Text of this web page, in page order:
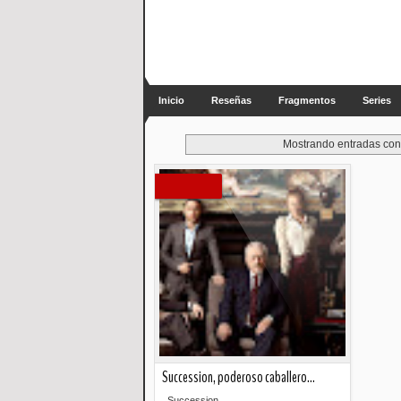
Inicio Reseñas Fragmentos Series
Mostrando entradas
Succession, poderoso caballero…